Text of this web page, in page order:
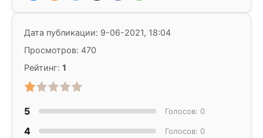
Дата публикации: 9-06-2021, 18:04
Просмотров: 470
Рейтинг: 1
5 Голосов: 0
4 Голосов: 0